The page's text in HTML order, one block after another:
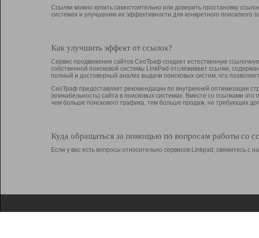
Ссылки можно купить самостоятельно или доверить простановку
системах и улучшению их эффективности для конкретного поискового
Как улучшить эффект от ссылок?
Сервис продвижения сайтов СеоТраф создает естественную
собственной поисковой системы LinkPad отслеживает ссылки,
полный и достоверный анализ выдачи поисковых систем, что
СеоТраф предоставляет рекомендации по внутренней оптимизации
(кликабельность) сайта в поисковых системах. Вместе со ссылками
чем больше поискового трафика, тем больше продаж, не требующих
Куда обращаться за помощью по вопросам работы со
Если у вас есть вопросы относительно сервисов Linkpad, свяжитесь